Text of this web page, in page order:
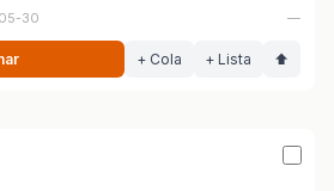
30 —
+ Cola + Lista ⬆